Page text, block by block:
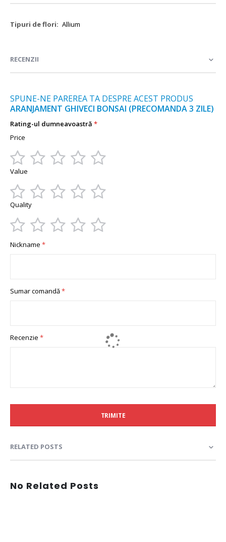
Mai
Allium
RECENZII
SPUNE-NE PAREREA TA DESPRE ACEST PRODUS
ARANJAMENT GHIVECI BONSAI (PRECOMANDA 3 ZILE)
Rating-ul dumneavoastră
Price
1
2
3
4
5
Value
1
2
3
4
5
Quality
star
stars
stars
stars
stars
Nickname
Sumar comandă
Recenzie
TRIMITE
RELATED POSTS
No Related Posts